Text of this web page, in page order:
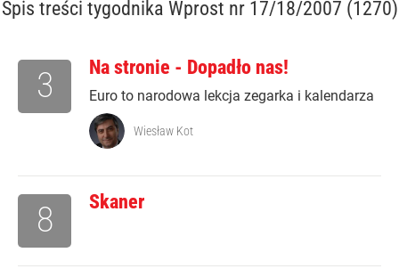
Spis treści tygodnika Wprost nr 17/18/2007 (1270)
Na stronie - Dopadło nas!
Euro to narodowa lekcja zegarka i kalendarza
3
Wiesław Kot
Skaner
8